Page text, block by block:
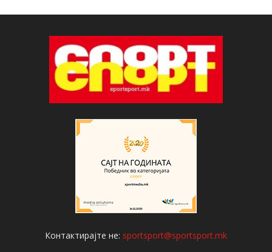
Контактирајте не: sportsport@sportsport.mk